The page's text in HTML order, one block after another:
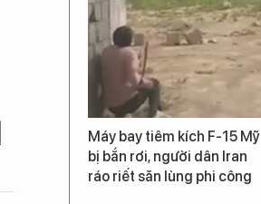
Máy bay tiêm kích F-15 Mỹ
bị bắn rơi, người dân Iran
ráo riết săn lùng phi công